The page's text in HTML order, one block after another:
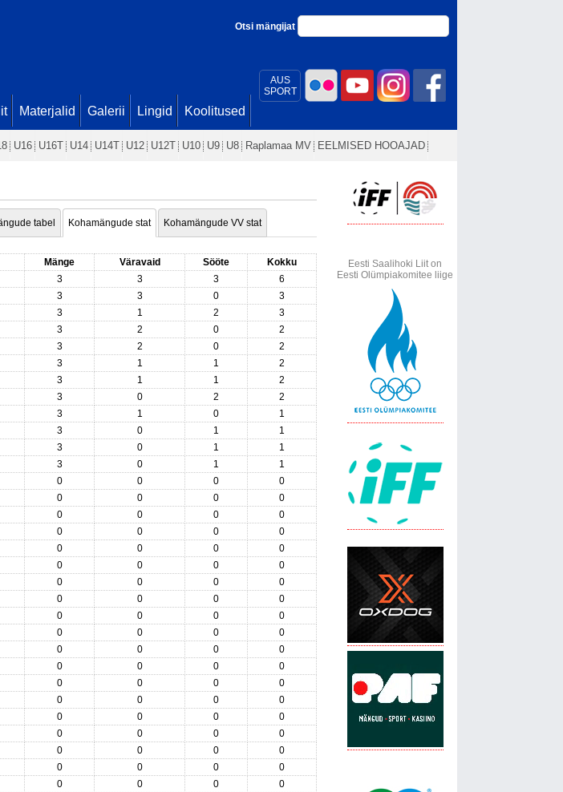
AUS
SPORT
Otsi mängijat
Materjalid Galerii Lingid Koolitused
U16 U16T U14 U14T U12 U12T U10 U9 U8 Raplamaa MV EELMISED HOOAJAD
tabel Kohamängude stat Kohamängude VV stat
Mänge Väravaid Sööte
Kokku
3 3 3
6
3 3 0
3
3 1 2
3
3 2 0
2
3 2 0
2
3 1 1
2
3 1 1
2
3 0 2
2
3 1 0
1
3 0 1
1
3 0 1
1
3 0 1
1
0 0 0
0
0 0 0
0
0 0 0
0
0 0 0
0
0 0 0
0
0 0 0
0
0 0 0
0
0 0 0
0
0 0 0
0
0 0 0
0
0 0 0
0
0 0 0
0
0 0 0
0
0 0 0
0
0 0 0
0
0 0 0
0
0 0 0
0
0 0 0
0
0 0 0
0
Eesti Saalihoki Liit on
Eesti Olümpiakomitee liige